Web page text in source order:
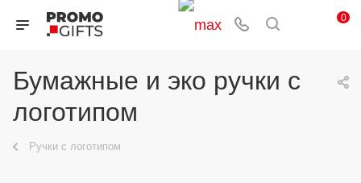
0
Бумажные и эко ручки с
логотипом
Ручки с логотипом